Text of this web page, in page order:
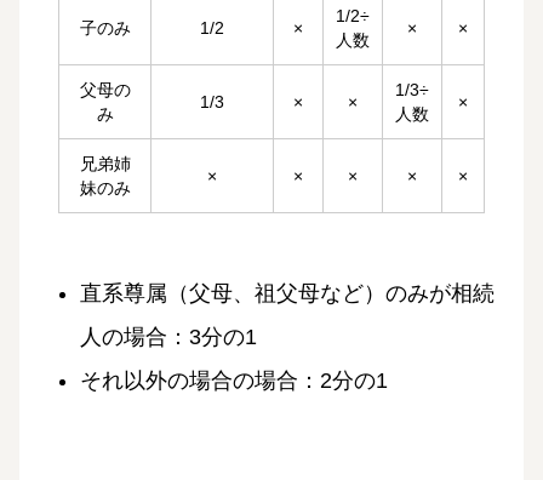
子のみ 1/2 ×
1/2÷
人数
× ×
父母の
み
1/3 × ×
1/3÷
人数
×
兄弟姉
妹のみ
× × × × ×
直系尊属（父母、祖父母など）のみが相続
人の場合：3分の1
それ以外の場合の場合：2分の1